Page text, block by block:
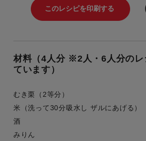
材料（4人分 ※2人・6人分のレ
ています）
むき栗（2等分）
米（洗って30分吸水し ザルにあげる）
酒
みりん